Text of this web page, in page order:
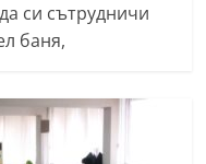
си сътрудничи
баня,